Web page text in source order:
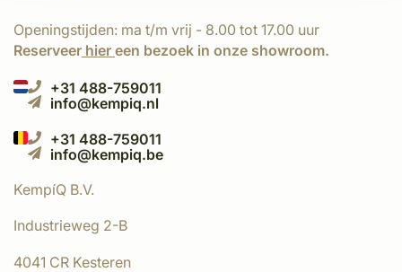
Openingstijden: ma t/m vrij - 8.00 tot 17.00 uur
Reserveer hier een bezoek in onze showroom.
+31 488-759011
info@kempiq.nl
+31 488-759011
info@kempiq.be
KempíQ B.V.
Industrieweg 2-B
4041 CR Kesteren